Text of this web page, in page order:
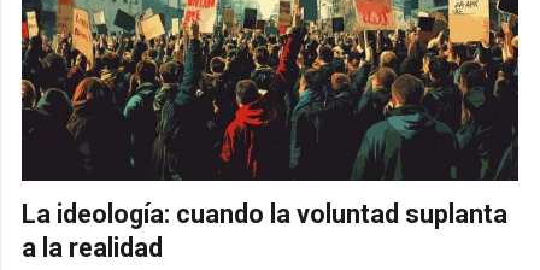
La ideología: cuando la voluntad suplanta
a la realidad